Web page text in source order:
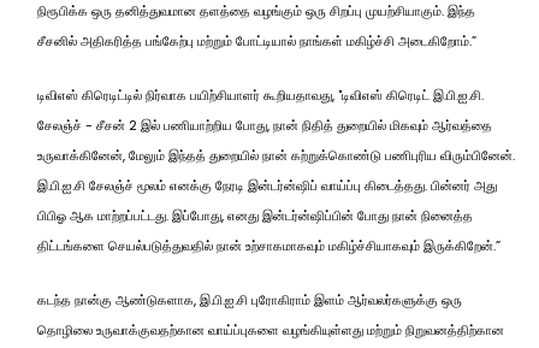
நிரூபிக்க ஒரு தனித்துவமான தளத்தை வழங்கும் ஒரு சிறப்பு முயற்சியாகும். இந்த
சீசனில் அதிகரித்த பங்கேற்பு மற்றும் போட்டியால் நாங்கள் மகிழ்ச்சி அடைகிறோம்.”
டிவிஎஸ் கிரெடிட்டில் நிர்வாக பயிற்சியாளர் கூறியதாவது, "டிவிஎஸ் கிரெடிட் இ.பி.ஐ.சி.
சேலஞ்ச் - சீசன் 2 இல் பணியாற்றிய போது, நான் நிதித் துறையில் மிகவும் ஆர்வத்தை
உருவாக்கினேன், மேலும் இந்தத் துறையில் நான் கற்றுக்கொண்டு பணிபுரிய விரும்பினேன்.
இ.பி.ஐ.சி சேலஞ்ச் மூலம் எனக்கு நேரடி இன்டர்ன்ஷிப் வாய்ப்பு கிடைத்தது. பின்னர் அது
பிபிஓ ஆக மாற்றப்பட்டது. இப்போது, எனது இன்டர்ன்ஷிப்பின் போது நான் நினைத்த
திட்டங்களை செயல்படுத்துவதில் நான் உற்சாகமாகவும் மகிழ்ச்சியாகவும் இருக்கிறேன்.”
கடந்த நான்கு ஆண்டுகளாக, இ.பி.ஐ.சி புரோகிராம் இளம் ஆர்வலர்களுக்கு ஒரு
தொழிலை உருவாக்குவதற்கான வாய்ப்புகளை வழங்கியுள்ளது மற்றும் நிறுவனத்திற்கான